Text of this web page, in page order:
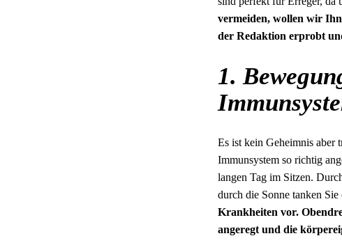
vermeiden, wollen wir
der Redaktion erprobt
1.
Es ist kein Geheimnis aber
Immunsystem so richtig
langen Tag im Sitzen.
durch die Sonne tanken
Krankheiten vor.
angeregt und die